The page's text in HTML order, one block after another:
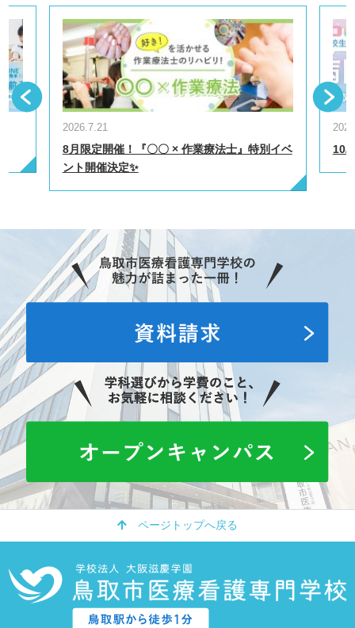
2026.7.21
8月限定開催！『〇〇 × 作業療法士』特別イベ
ント開催決定✨
10/
ページトップへ戻る